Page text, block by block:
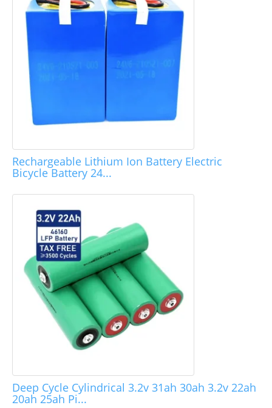
Rechargeable Lithium Ion Battery Electric
Bicycle Battery 24...
Deep Cycle Cylindrical 3.2v 31ah 30ah 3.2v 22ah
20ah 25ah Pi...